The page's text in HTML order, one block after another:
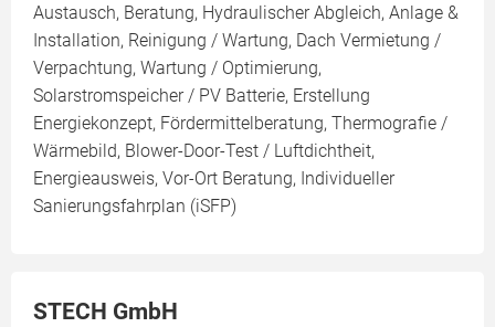
Austausch, Beratung, Hydraulischer Abgleich, Anlage &
Installation, Reinigung / Wartung, Dach Vermietung /
Verpachtung, Wartung / Optimierung,
Solarstromspeicher / PV Batterie, Erstellung
Energiekonzept, Fördermittelberatung, Thermografie /
Wärmebild, Blower-Door-Test / Luftdichtheit,
Energieausweis, Vor-Ort Beratung, Individueller
Sanierungsfahrplan (iSFP)
STECH GmbH